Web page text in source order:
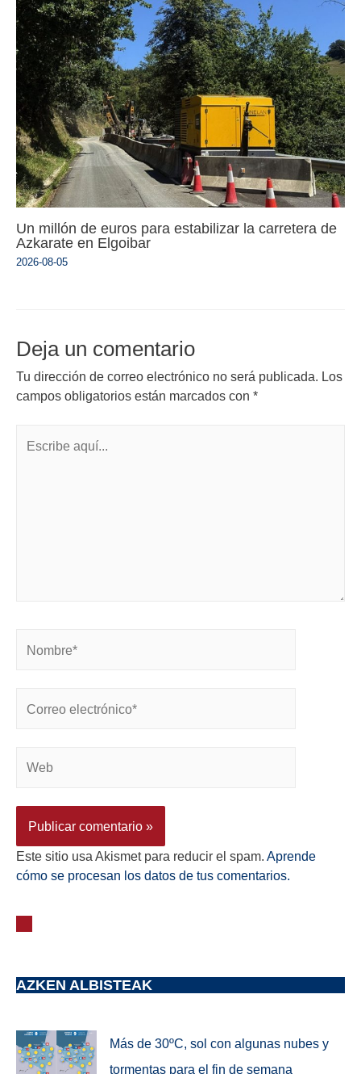
Un millón de euros para estabilizar la carretera de
Azkarate en Elgoibar
2026-08-05
Deja un comentario
Tu dirección de correo electrónico no será publicada. Los
campos obligatorios están marcados con *
Este sitio usa Akismet para reducir el spam. Aprende
cómo se procesan los datos de tus comentarios.
AZKEN ALBISTEAK
Más de 30ºC, sol con algunas nubes y
tormentas para el fin de semana